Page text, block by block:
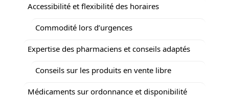
Accessibilité et flexibilité des horaires
Commodité lors d’urgences
Expertise des pharmaciens et conseils adaptés
Conseils sur les produits en vente libre
Médicaments sur ordonnance et disponibilité